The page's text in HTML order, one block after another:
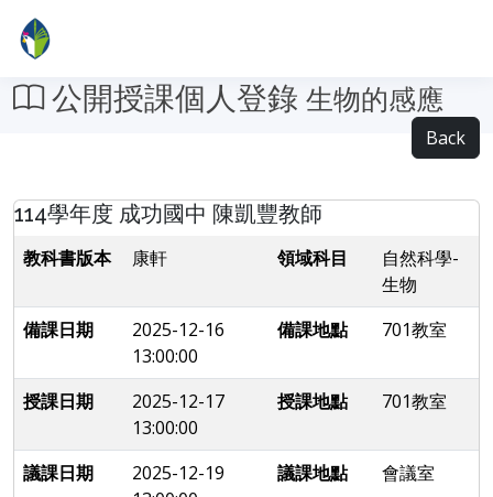
公開授課個人登錄 生物的感應
Back
114學年度 成功國中 陳凱豐教師
教科書版本 康軒 領域科目
自然科學-
生物
備課日期
2025-12-16
13:00:00
備課地點 701教室
授課日期
2025-12-17
13:00:00
授課地點 701教室
議課日期
2025-12-19
議課地點 會議室